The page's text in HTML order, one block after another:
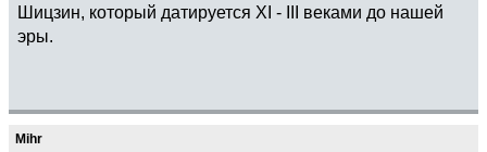
Шицзин, который датируется XI - III веками до нашей
эры.
Mihr